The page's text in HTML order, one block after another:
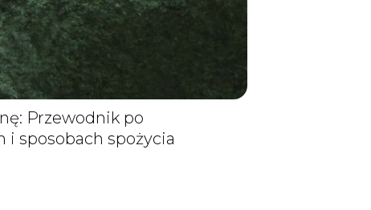
Przewodnik po
i sposobach spożycia